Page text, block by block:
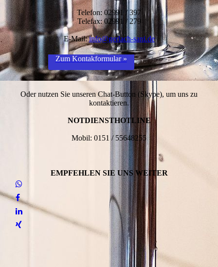
Telefon: 02991 / 397
Telefax: 02991 / 279
E-Mail:info@gerlach-sani.de
Zum Kontakformular »
Oder nutzen Sie unseren Chat-Button (Skype), um uns zu
kontaktieren.
NOTDIENSTHOTLINE
Mobil: 0151 / 55648255
EMPFEHLEN SIE UNS WEITER